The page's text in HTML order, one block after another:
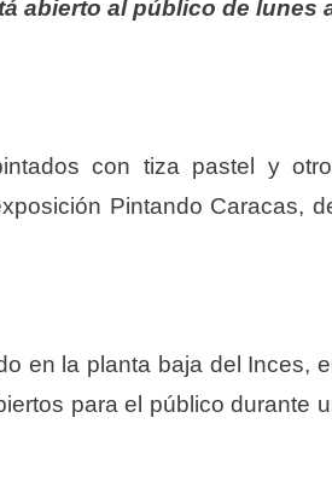
abierto al público de lunes
con tiza pastel y
Pintando Caracas,
en la planta baja del Inces,
para el público durante